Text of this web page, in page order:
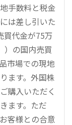
手数料と税金
は差し引いた
買代金が75万
）の国内売買
市場での現地
ます。外国株
購入いただく
ます。ただ
客様との合意